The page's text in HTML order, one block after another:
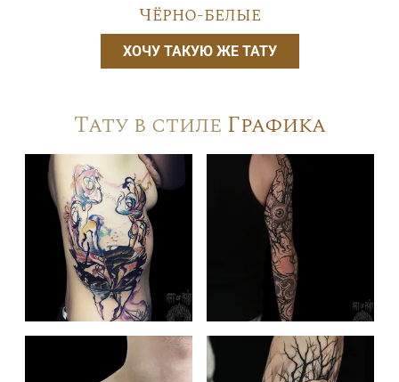
Чёрно-белые
ХОЧУ ТАКУЮ ЖЕ ТАТУ
Тату в стиле Графика